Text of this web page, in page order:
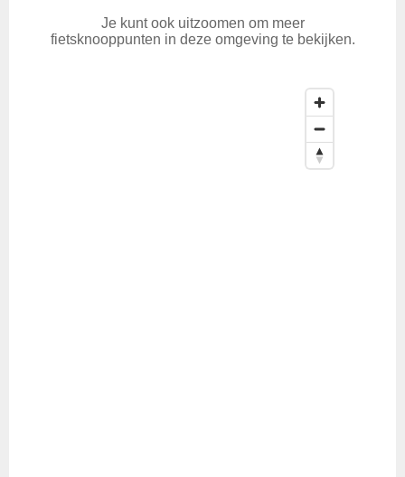
Je kunt ook uitzoomen om meer
fietsknooppunten in deze omgeving te bekijken.